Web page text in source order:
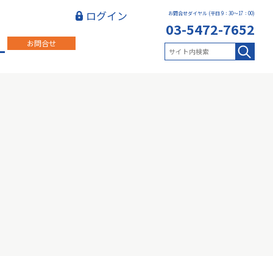
お問合せ
お問合せダイヤル (平日 9：30～17：00)
03-5472-7652
ログイン